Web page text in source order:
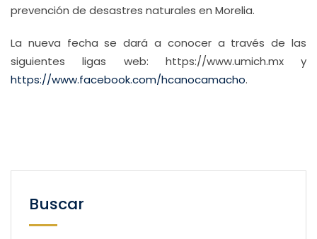
prevención de desastres naturales en Morelia.
La nueva fecha se dará a conocer a través de las
siguientes ligas web: https://www.umich.mx y
https://www.facebook.com/hcanocamacho.
Buscar